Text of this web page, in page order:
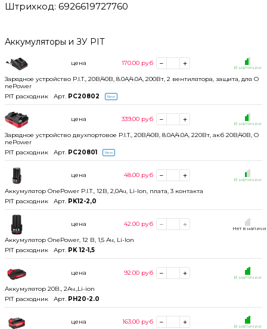
Штрихкод: 6926619727760
Аккумуляторы и ЗУ PIT
Зарядное устройство P.I.T., 20В/40В, 8.0А/4.0А, 200Вт, 2 вентилятора, защита, для O
nePower
PIT расходник
Арт. PC20802 New
В наличии
цена 170.00 руб
Зарядное устройство двухпортовое P.I.T., 20В/40В, 8.0А/4.0А, 220Вт, акб 20В/40В, O
nePower
PIT расходник
Арт. PC20801 New
В наличии
цена 339.00 руб
Аккумулятор OnePower P.I.T., 12В, 2,0Ач, Li-Ion, плата, 3 контакта
PIT расходник
Арт. PK12-2,0
В наличии
цена 48.00 руб
Аккумулятор OnePower, 12 В, 1,5 Ач, Li-Ion
PIT расходник
Арт. PK 12-1,5
Нет в
цена 42.00 руб
Аккумулятор 20В., 2Ач.,Li-ion
PIT расходник
Арт. PH20-2.0
В наличии
цена 92.00 руб
В наличии
цена 163.00 руб